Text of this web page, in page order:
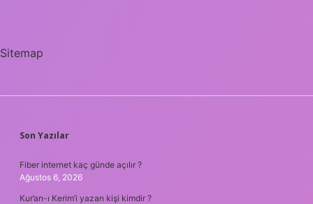
Sitemap
SIDEBAR
Son Yazılar
Fiber internet kaç günde açılır ?
Ağustos 6, 2026
Kur’an-ı Kerim’i yazan kişi kimdir ?